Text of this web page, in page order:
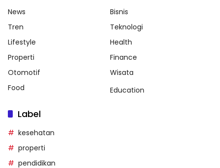
News
Bisnis
Tren
Teknologi
Lifestyle
Health
Properti
Finance
Otomotif
Wisata
Food
Education
Label
kesehatan
properti
pendidikan